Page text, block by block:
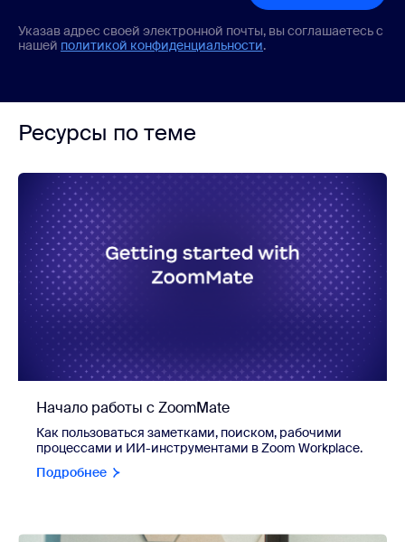
Указав адрес своей электронной почты, вы соглашаетесь с
нашей политикой конфиденциальности.
Ресурсы по теме
Начало работы с ZoomMate
Как пользоваться заметками, поиском, рабочими
процессами и ИИ-инструментами в Zoom Workplace.
Подробнее